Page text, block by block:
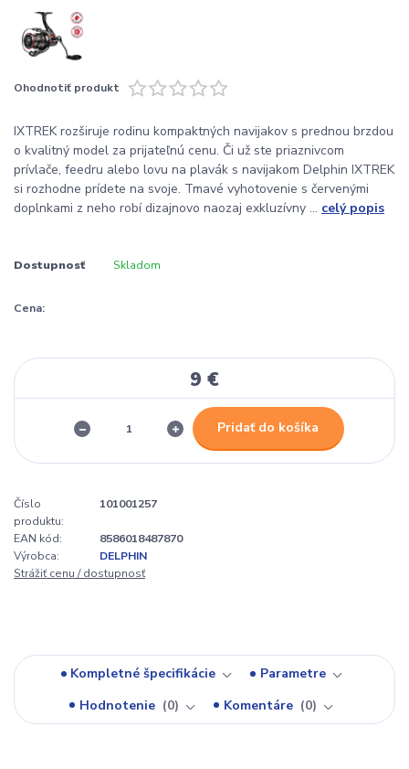
Ohodnotiť produkt
IXTREK rozširuje rodinu kompaktných navijakov s prednou brzdou
o kvalitný model za prijateľnú cenu. Či už ste priaznivcom
prívlače, feedru alebo lovu na plavák s navijakom Delphin IXTREK
si rozhodne prídete na svoje. Tmavé vyhotovenie s červenými
doplnkami z neho robí dizajnovo naozaj exkluzívny ... celý popis
Dostupnosť Skladom
Cena:
9 €
Pridať do košíka
Číslo
produktu:
101001257
EAN kód:
8586018487870
Výrobca:
DELPHIN
Strážiť cenu / dostupnosť
Kompletné špecifikácie
Parametre
Hodnotenie
0 Komentáre 0